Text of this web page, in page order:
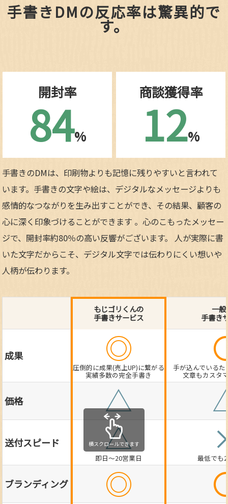
手書きDMの反応率は驚異的で
す。
開封率
84%
商談獲得率
12%
手書きのDMは、印刷物よりも記憶に残りやすいと言われて
います。手書きの文字や絵は、デジタルなメッセージよりも
感情的なつながりを生み出すことができ、その結果、顧客の
心に深く印象づけることができます 。心のこもったメッセー
ジで、開封率約80％の高い反響がございます。 人が実際に書
いた文字だからこそ、デジタル文字では伝わりにくい想いや
人柄が伝わります。
もじゴリくんの
手書きサービス
一般
手書き
成果 ◎
圧倒的に成果(売上UP)に繋がる
実績多数の完全手書き
手が込んでいる
文章もカスタ
価格 △
送付スピード △
即日～20営業日 最低でも
ブランディング ◎